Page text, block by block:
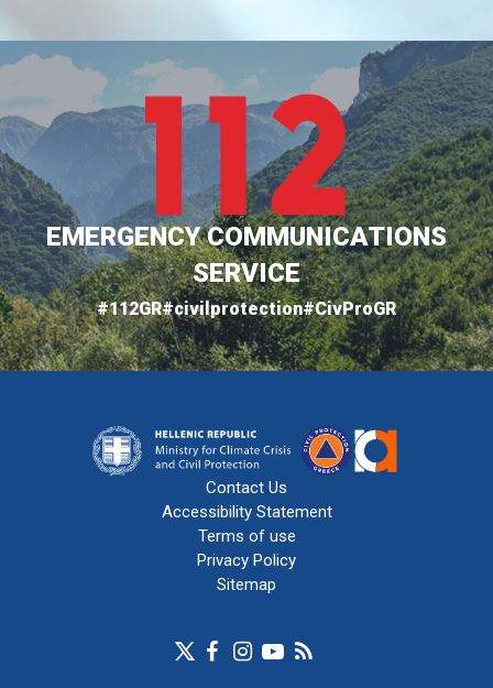
EMERGENCY COMMUNICATIONS
SERVICE
#112GR#civilprotection#CivProGR
Contact Us
Accessibility Statement
Terms of use
Privacy Policy
Sitemap